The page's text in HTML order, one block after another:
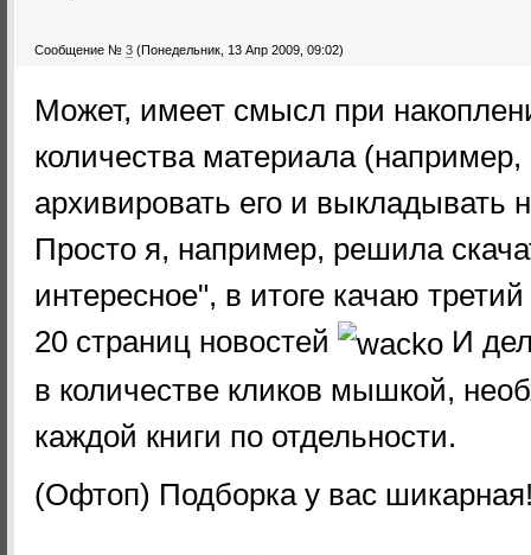
Сообщение № 3 (Понедельник, 13 Апр 2009, 09:02)
Может, имеет смысл при
количества материала (например,
архивировать его и выкладывать
Просто я, например, решила
интересное", в итоге качаю
20 страниц новостей
И
в количестве кликов мышкой,
каждой книги по отдельности.
(Офтоп) Подборка у вас